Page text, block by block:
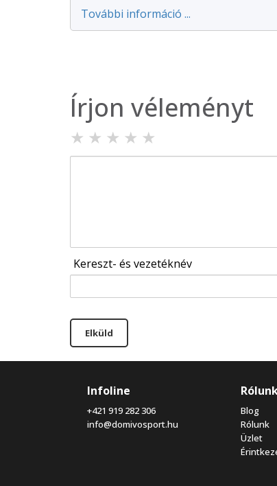
További információ ...
Írjon véleményt
★ ★ ★ ★ ★
Kereszt- és vezetéknév
Elküld
Infoline
+421 919 282 306
info@domivosport.hu
Blog
Rólunk
Üzlet